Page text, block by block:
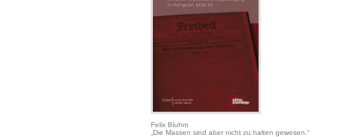
Felix Bluhm
„Die Massen sind aber nicht zu halten gewesen.“